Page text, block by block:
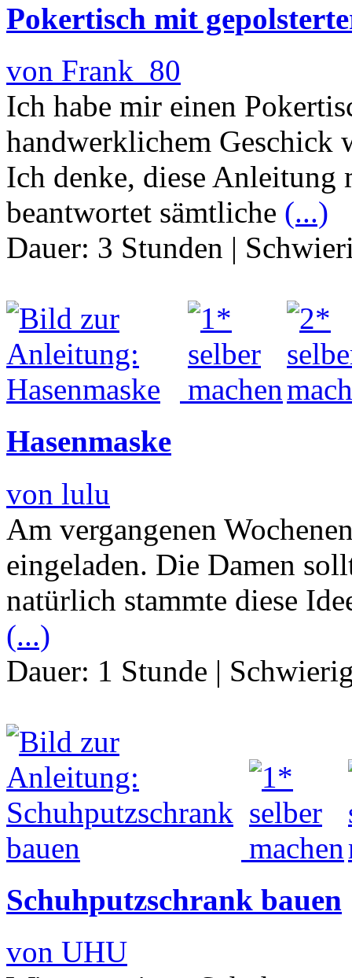
Pokertisch mit
von Frank_80
Ich habe mir einen
handwerklichem Geschick
Ich denke, diese Anleitung
beantwortet sämtliche (...)
Dauer: 3 Stunden |
Hasenmaske
von lulu
Am vergangenen
eingeladen. Die Damen
natürlich stammte diese
(...)
Dauer: 1 Stunde |
Schuhputzschrank bauen
von UHU